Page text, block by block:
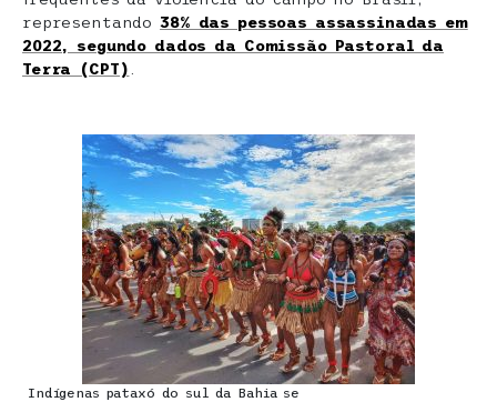
representando 38% das pessoas assassinadas em
2022, segundo dados da Comissão Pastoral da
Terra (CPT)
Indígenas pataxó do sul da Bahia se